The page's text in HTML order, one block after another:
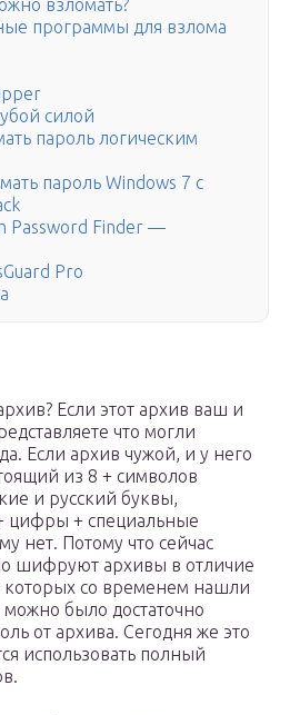
взломать?
программы для взлома
силой
пароль логическим
пароль Windows 7 с
Password Finder —
Pro
Если этот архив ваш и
что могли
Если архив чужой, и у него
из 8 + символов
и русский буквы,
цифры + специальные
нет. Потому что сейчас
шифруют архивы в отличие
со временем нашли
было достаточно
от архива. Сегодня же это
использовать полный